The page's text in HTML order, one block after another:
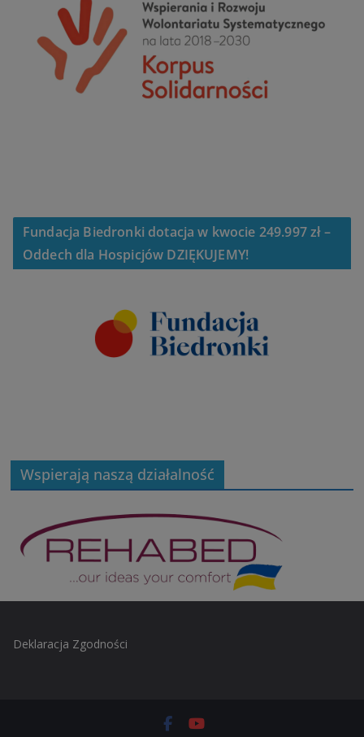
Fundacja Biedronki dotacja w kwocie 249.997 zł –
Oddech dla Hospicjów DZIĘKUJEMY!
Wspierają naszą działalność
Deklaracja Zgodności